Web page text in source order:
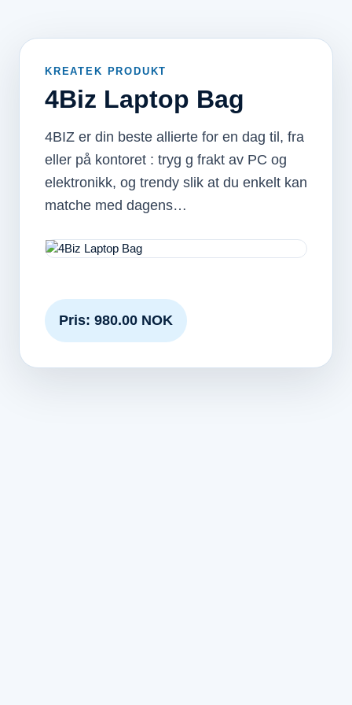
KREATEK PRODUKT
4Biz Laptop Bag
4BIZ er din beste allierte for en dag til, fra
eller på kontoret : tryg g frakt av PC og
elektronikk, og trendy slik at du enkelt kan
matche med dagens…
Pris: 980.00 NOK